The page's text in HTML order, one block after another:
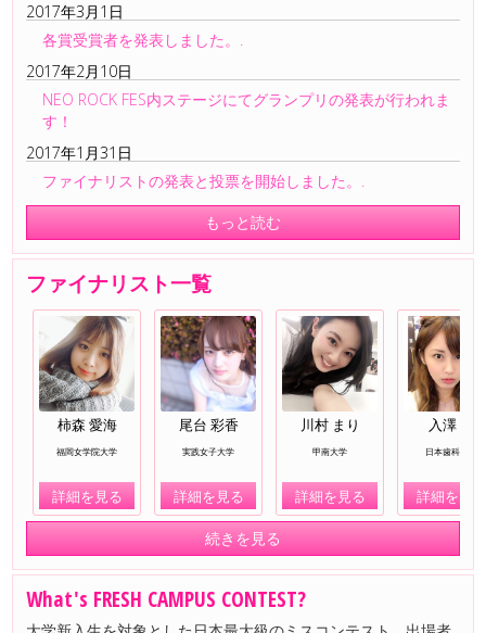
2017年3月1日
各賞受賞者を発表しました。.
2017年2月10日
NEO ROCK FES内ステージにてグランプリの発表が行われま
す！
2017年1月31日
ファイナリストの発表と投票を開始しました。.
もっと読む
ファイナリスト一覧
柿森 愛海
福岡女学院大学
詳細を見る
尾台 彩香
実践女子大学
詳細を見る
川村 まり
甲南大学
詳細を見る
入澤 優
日本歯科大学
詳細を見る
続きを見る
What's FRESH CAMPUS CONTEST?